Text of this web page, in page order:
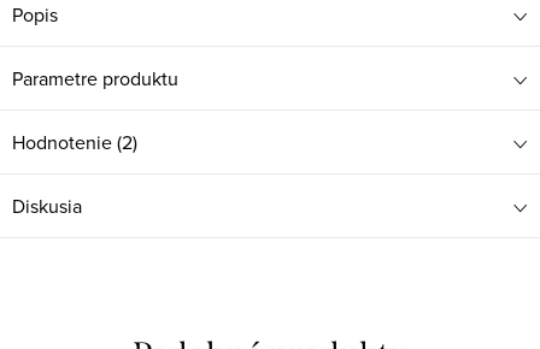
Popis
Parametre produktu
Hodnotenie (2)
Diskusia